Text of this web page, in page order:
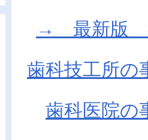
→ 最新版
歯科技工所の
歯科医院の